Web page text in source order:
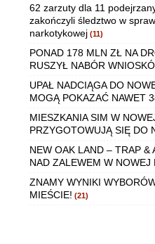
62 zarzuty dla 11
zakończyli śledztwo w
narkotykowej (11)
PONAD 178 MLN ZŁ NA
RUSZYŁ NABÓR
UPAŁ NADCIĄGA DO
MOGĄ POKAZAĆ NAWET
MIESZKANIA SIM W
PRZYGOTOWUJĄ SIĘ DO
NEW OAK LAND – TRAP &
NAD ZALEWEM W NOWEJ
ZNAMY WYNIKI
MIEŚCIE! (21)